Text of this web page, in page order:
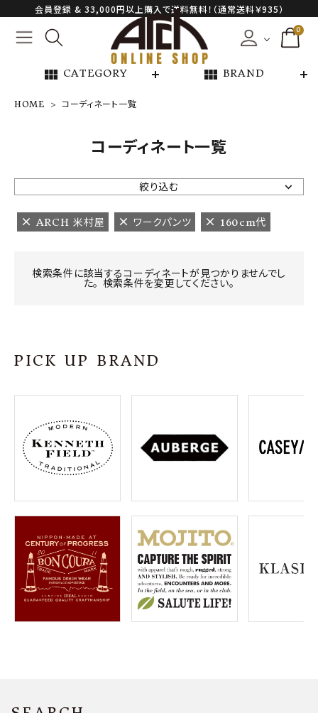
会員登録 & 33,000円以上購入で送料無料！（通常送料￥935）
0
view_module CATEGORY view_module BRAND
NEW ARRIVAL
ARCH EXCLUSIVE
BRAND
INFORMATION
ご利用ガイド
プライバシーポリシー
特定商取引法について
お問い合わせ
OFFICIAL WEB SITE
ACCOUNT MENU
ようこそ ゲスト 様
meeting_room ログイン 会員登録
HOME コーディネート一覧
コーディネート一覧
絞り込む
ARCH 米村屋 ワークパンツ 160cm代
検索条件に該当するコーディネートが見つかりませんでし
た。 検索条件を変更してください。
PICK UP BRAND